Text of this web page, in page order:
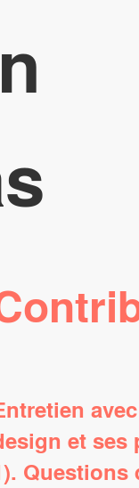
et ses
Questions